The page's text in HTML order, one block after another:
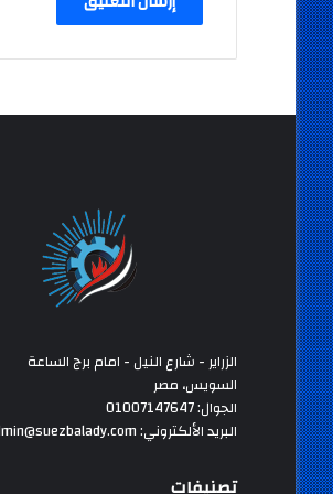
الزراير - شارع النيل - امام برج الساعة
السويس، مصر
الجوال: 01007147647
البريد الألكتروني: admin@suezbalady.com
تصنيفات